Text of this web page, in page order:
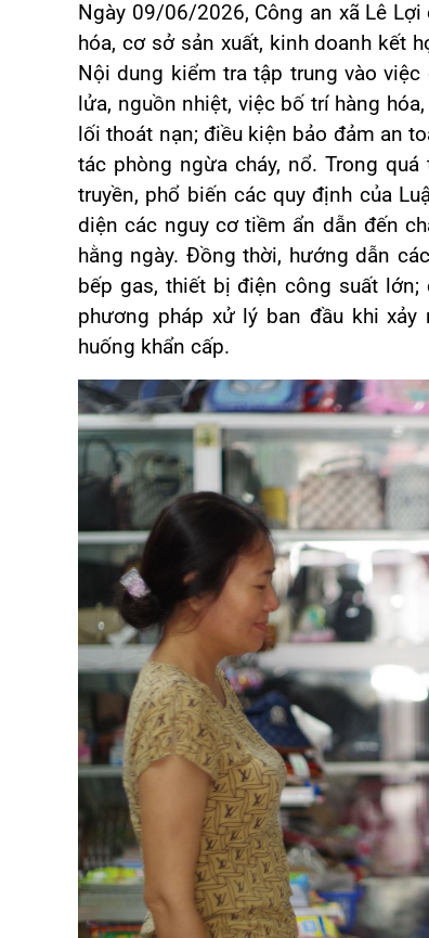
Ngày 09/06/2026, Công an xã Lê
hóa, cơ sở sản xuất, kinh doanh kết
Nội dung kiểm tra tập trung vào
lửa, nguồn nhiệt, việc bố trí hàng
lối thoát nạn; điều kiện bảo đảm an
tác phòng ngừa cháy, nổ. Trong
truyền, phổ biến các quy định của
diện các nguy cơ tiềm ẩn dẫn đến
hằng ngày. Đồng thời, hướng dẫn
bếp gas, thiết bị điện công suất lớn;
phương pháp xử lý ban đầu khi
huống khẩn cấp.